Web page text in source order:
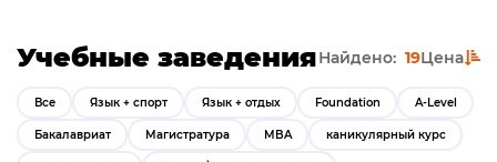
Учебные заведенияНайдено: 19Цена
Все Язык + спорт Язык + отдых Foundation A-Level
Бакалавриат Магистратура MBA каникулярный курс